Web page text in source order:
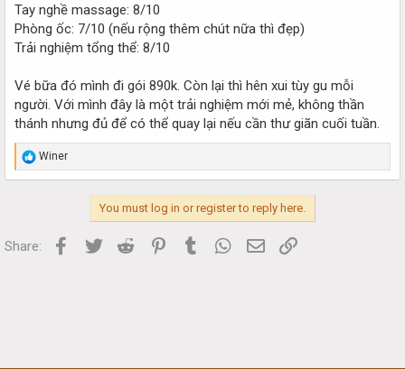
Tay nghề massage: 8/10
Phòng ốc: 7/10 (nếu rộng thêm chút nữa thì đẹp)
Trải nghiệm tổng thể: 8/10
Vé bữa đó mình đi gói 890k. Còn lại thì hên xui tùy gu mỗi
người. Với mình đây là một trải nghiệm mới mẻ, không thần
thánh nhưng đủ để có thể quay lại nếu cần thư giãn cuối tuần.
R
e
a
o
Winer
You must log in or register to reply here.
Share: Facebook
Twitter Reddit PinterestTumblr WhatsApp
Email